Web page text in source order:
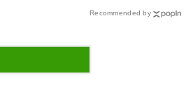
Recommended by